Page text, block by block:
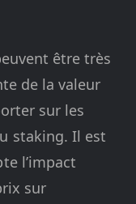
être très
de la valeur
sur les
staking. Il est
l’impact
sur